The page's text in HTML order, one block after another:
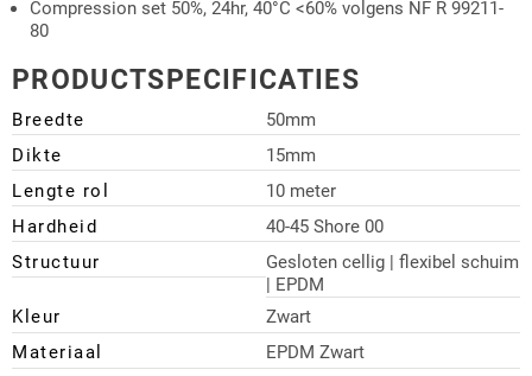
Compression set 50%, 24hr, 40°C <60% volgens NF R 99211-
80
PRODUCTSPECIFICATIES
Breedte
50mm
Dikte
15mm
Lengte rol
10 meter
Hardheid
40-45 Shore 00
Structuur
Gesloten cellig | flexibel schuim
| EPDM
Kleur
Zwart
Materiaal
EPDM Zwart